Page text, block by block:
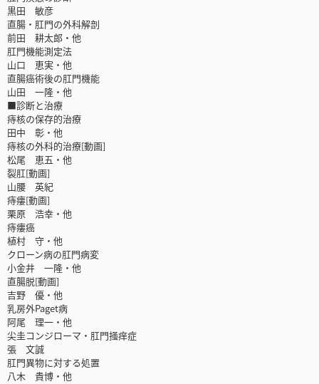
黒田 敏彦
直腸・肛門の外科解剖
前田 耕太郎・他
肛門機能測定法
山口 恵実・他
直腸癌術後の肛門機能
山田 一隆・他
■診断と治療
痔核の保存的治療
田中 彰・他
痔核の外科的治療[動画]
松尾 恵五・他
裂肛[動画]
山腰 英紀
痔瘻[動画]
栗原 浩幸・他
痔瘻癌
植村 守・他
クローン病の肛門病変
小金井 一隆・他
直腸脱[動画]
吉野 優・他
乳房外Paget病
阿尾 理一・他
尖圭コンジローマ・肛門掻痒症
張 文誠
肛門異物に対する処置
八木 貴博・他